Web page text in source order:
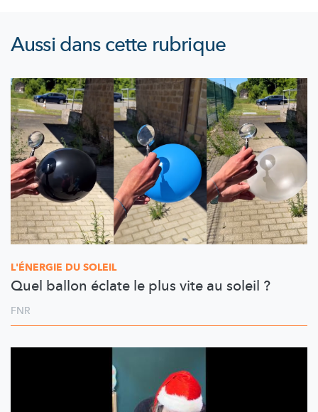
Aussi dans cette rubrique
L'ÉNERGIE DU SOLEIL
Quel ballon éclate le plus vite au soleil ?
FNR